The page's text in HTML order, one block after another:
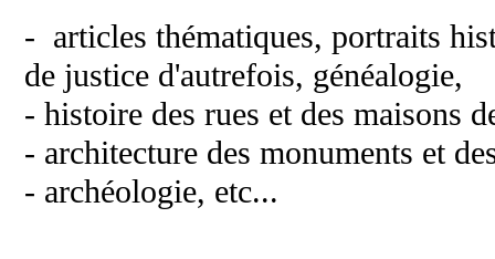
- articles thématiques, portraits
de justice d'autrefois, généalogie,
- histoire des rues et des maisons
- architecture des monuments et
- archéologie, etc...